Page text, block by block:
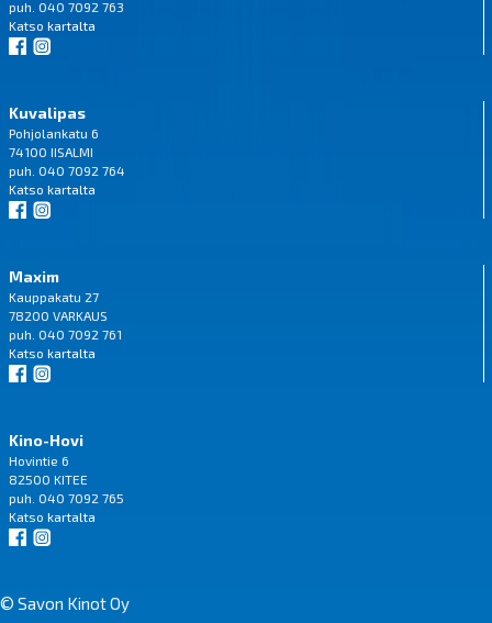
puh. 040 7092 763
Katso kartalta
Kuvalipas
Pohjolankatu 6
74100 IISALMI
puh. 040 7092 764
Katso kartalta
Maxim
Kauppakatu 27
78200 VARKAUS
puh. 040 7092 761
Katso kartalta
Kino-Hovi
Hovintie 6
82500 KITEE
puh. 040 7092 765
Katso kartalta
© Savon Kinot Oy